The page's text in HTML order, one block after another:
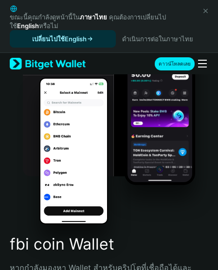
English
日本語
Tiếng Việt
Español (Latinoamérica)
Türkçe
Italiano
Português (Portugal)
Bahasa Indonesia
Português (Brasil)
Español (Argentina)
ขณะนี้คุณกำลังดูหน้านี้ในภาษาไทย คุณต้องการเปลี่ยนไป
ใช้Englishหรือไม่
เปลี่ยนไปใช้English
ดำเนินการต่อในภาษาไทย
ดาวน์โหลดเลย
fbi coin Wallet
หากกำลังมองหา Wallet สำหรับคริปโตที่เชื่อถือได้และ